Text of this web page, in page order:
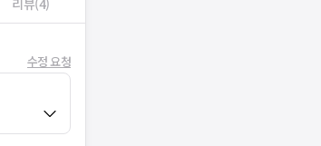
리뷰(4)
수정 요청